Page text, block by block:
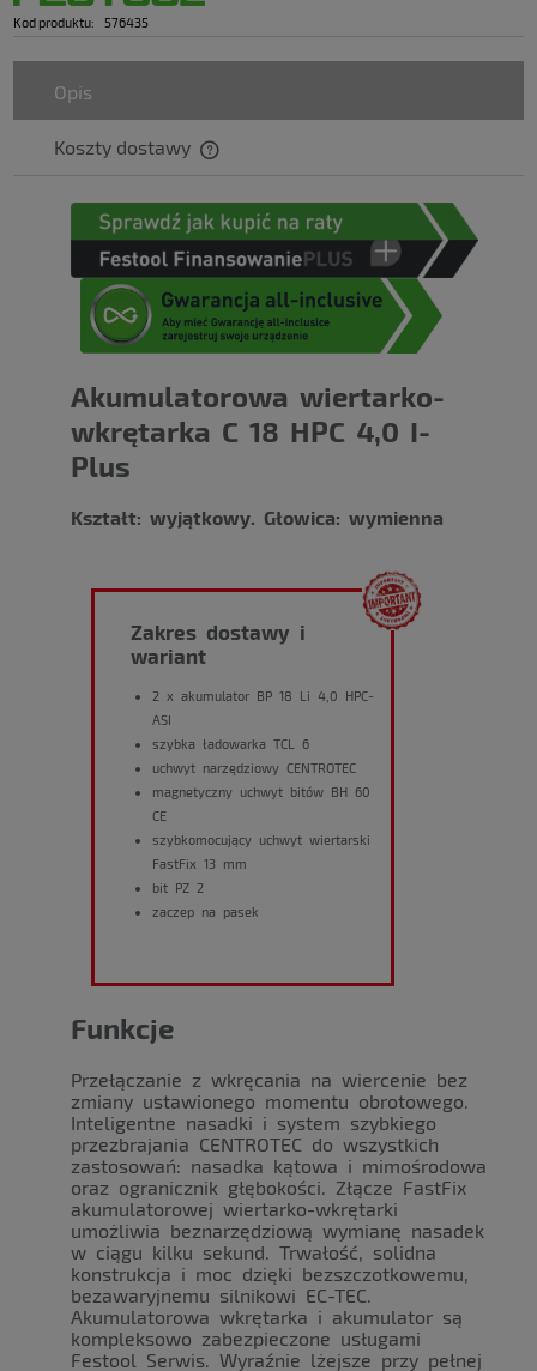
Kod produktu: 576435
Opis
Koszty dostawy
Akumulatorowa wiertarko-
wkrętarka C 18 HPC 4,0 I-
Plus
Kształt: wyjątkowy. Głowica: wymienna
Zakres dostawy i
wariant
2 x akumulator BP 18 Li 4,0 HPC-
ASI
szybka ładowarka TCL 6
uchwyt narzędziowy CENTROTEC
magnetyczny uchwyt bitów BH 60
CE
szybkomocujący uchwyt wiertarski
FastFix 13 mm
bit PZ 2
zaczep na pasek
Funkcje
Przełączanie z wkręcania na wiercenie bez
zmiany ustawionego momentu obrotowego.
Inteligentne nasadki i system szybkiego
przezbrajania CENTROTEC do wszystkich
zastosowań: nasadka kątowa i mimośrodowa
oraz ogranicznik głębokości. Złącze FastFix
akumulatorowej wiertarko-wkrętarki
umożliwia beznarzędziową wymianę nasadek
w ciągu kilku sekund. Trwałość, solidna
konstrukcja i moc dzięki bezszczotkowemu,
bezawaryjnemu silnikowi EC-TEC.
Akumulatorowa wkrętarka i akumulator są
kompleksowo zabezpieczone usługami
Festool Serwis. Wyraźnie lżejsze przy pełnej